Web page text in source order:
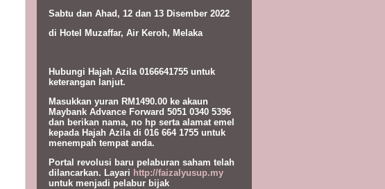
Sabtu dan Ahad, 12 dan 13 Disember 2022
di Hotel Muzaffar, Air Keroh, Melaka
Hubungi Hajah Azila 0166641755 untuk
keterangan lanjut.
Masukkan yuran RM1490.00 ke akaun
Maybank Advance Forward 5051 0340 5396
dan berikan nama, no hp serta alamat emel
kepada Hajah Azila di 016 664 1755 untuk
menempah tempat anda.
Portal revolusi baru pelaburan saham telah
dilancarkan. Layari http://faizalyusup.my
untuk menjadi pelabur bijak